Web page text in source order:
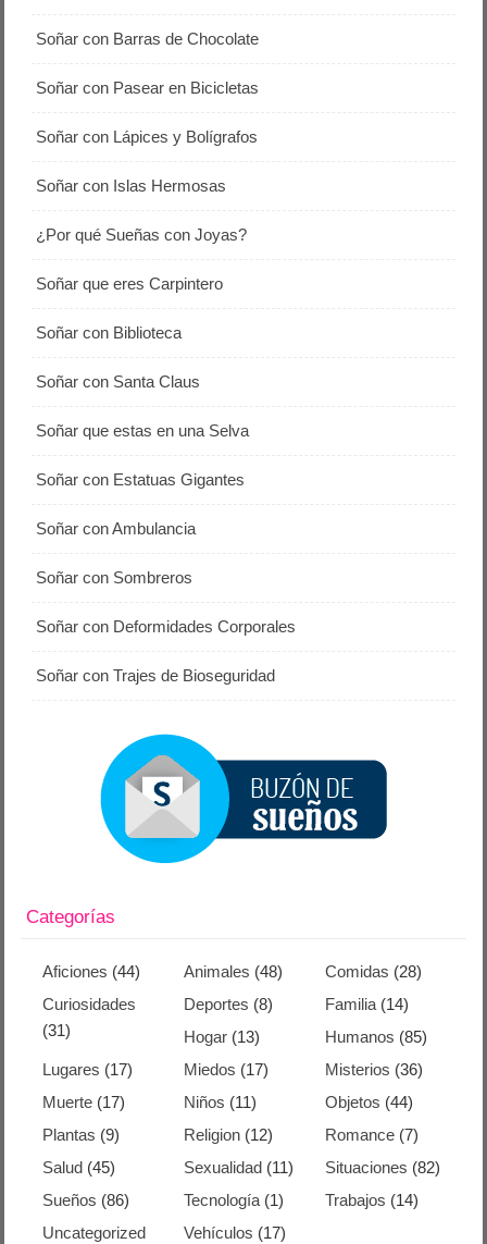
Soñar con Barras de Chocolate
Soñar con Pasear en Bicicletas
Soñar con Lápices y Bolígrafos
Soñar con Islas Hermosas
¿Por qué Sueñas con Joyas?
Soñar que eres Carpintero
Soñar con Biblioteca
Soñar con Santa Claus
Soñar que estas en una Selva
Soñar con Estatuas Gigantes
Soñar con Ambulancia
Soñar con Sombreros
Soñar con Deformidades Corporales
Soñar con Trajes de Bioseguridad
Categorías
Aficiones (44) Animales (48) Comidas (28)
Curiosidades
(31)
Deportes (8) Familia(14)
Hogar (13) Humanos (85)
Lugares (17) Miedos (17) Misterios (36)
Muerte (17) Niños (11) Objetos (44)
Plantas (9) Religion (12) Romance(7)
Salud (45) Sexualidad (11) Situaciones (82)
Sueños (86) Tecnología (1) Trabajos (14)
Uncategorized
Vehículos (17)